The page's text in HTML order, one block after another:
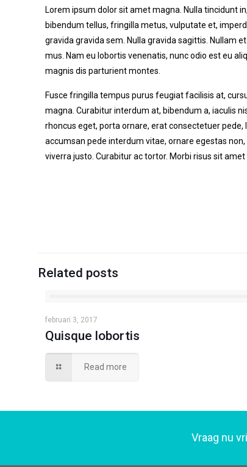
Lorem ipsum dolor sit amet magna. Nulla tincidunt
bibendum tellus, fringilla metus, vulputate et,
gravida gravida sem. Nulla gravida sagittis. Nullam
mus. Nam eu lobortis venenatis, nunc odio est eu
magnis dis parturient montes.
Fusce fringilla tempus purus feugiat facilisis at,
magna. Curabitur interdum at, bibendum a, iaculis
rhoncus eget, porta ornare, erat consectetuer pede,
accumsan pede interdum vitae, ornare egestas non,
viverra justo. Curabitur ac tortor. Morbi risus sit amet
Related posts
februari 3, 2017
Quisque lobortis
Read more
Vraag nu